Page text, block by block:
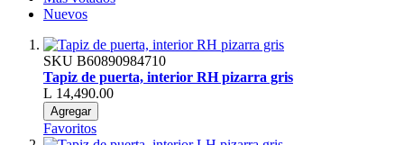
Nuevos
SKU B60890984710
Tapiz de puerta, interior RH pizarra gris
L 14,490.00
Agregar
Favoritos